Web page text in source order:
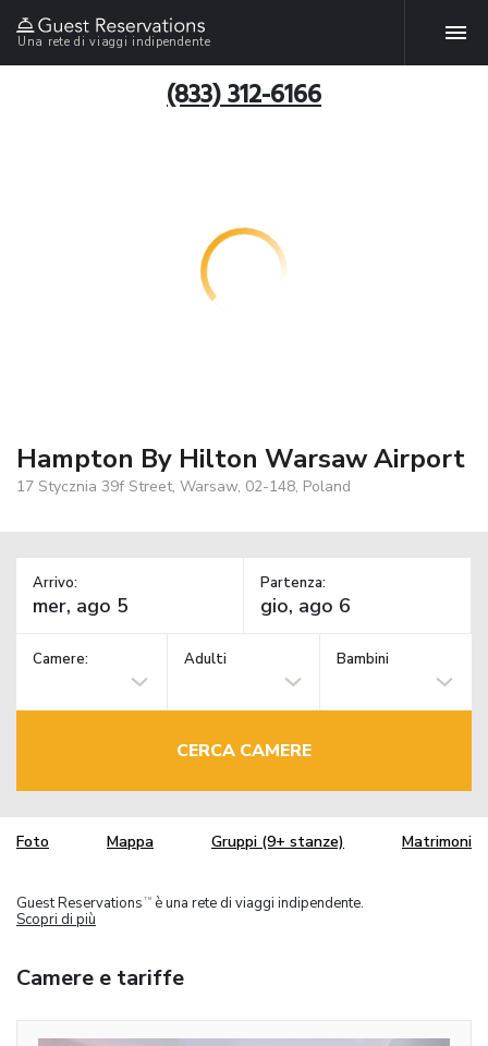
Una rete di viaggi indipendente
(833) 312-6166
Hampton By Hilton Warsaw Airport
17 Stycznia 39f Street, Warsaw, 02-148, Poland
Arrivo: Partenza:
Camere: Adulti Bambini
CERCA CAMERE
Foto Mappa Gruppi (9+ stanze) Matrimoni
Guest Reservations TM
è una rete di viaggi indipendente.
Scopri di più
Camere e tariffe